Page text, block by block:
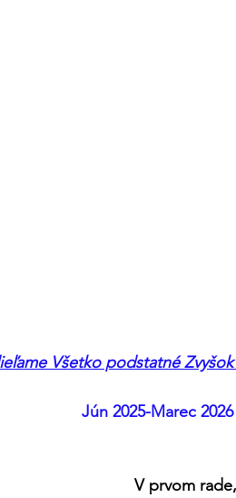
Všetko podstatné Zvyšok
Jún 2025-Marec
V prvom rade,